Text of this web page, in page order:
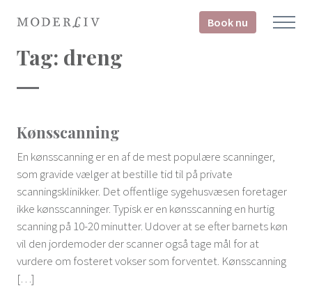
Book nu
Tag: dreng
Kønsscanning
En kønsscanning er en af de mest populære scanninger,
som gravide vælger at bestille tid til på private
scanningsklinikker. Det offentlige sygehusvæsen foretager
ikke kønsscanninger. Typisk er en kønsscanning en hurtig
scanning på 10-20 minutter. Udover at se efter barnets køn
vil den jordemoder der scanner også tage mål for at
vurdere om fosteret vokser som forventet. Kønsscanning
[…]